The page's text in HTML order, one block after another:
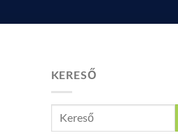
KERESŐ